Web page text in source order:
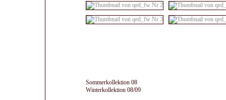
Sommerkollektion 08
Winterkollektion 08/09